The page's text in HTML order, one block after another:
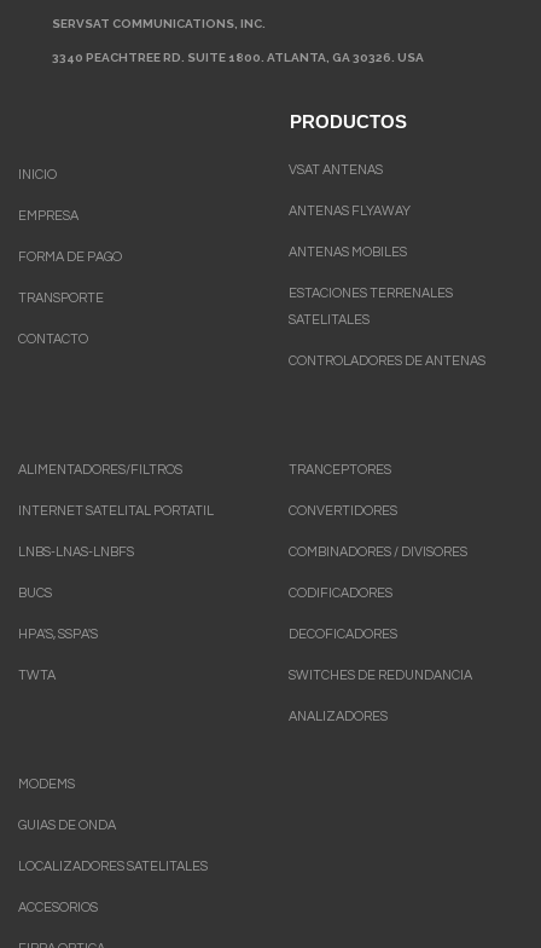
SERVSAT COMMUNICATIONS, INC.
3340 PEACHTREE RD. SUITE 1800. ATLANTA, GA 30326. USA
INICIO
EMPRESA
FORMA DE PAGO
TRANSPORTE
CONTACTO
PRODUCTOS
VSAT ANTENAS
ANTENAS FLYAWAY
ANTENAS MOBILES
ESTACIONES TERRENALES
SATELITALES
CONTROLADORES DE ANTENAS
ALIMENTADORES/FILTROS
INTERNET SATELITAL PORTATIL
LNBS-LNAS-LNBFS
BUCS
HPA'S, SSPA'S
TWTA
TRANCEPTORES
CONVERTIDORES
COMBINADORES / DIVISORES
CODIFICADORES
DECOFICADORES
SWITCHES DE REDUNDANCIA
ANALIZADORES
MODEMS
GUIAS DE ONDA
LOCALIZADORES SATELITALES
ACCESORIOS